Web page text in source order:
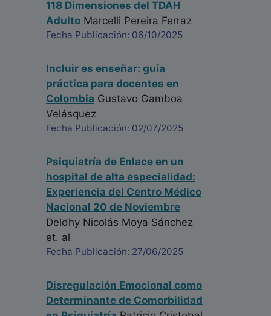
118 Dimensiones del TDAH
Adulto Marcelli Pereira Ferraz
Fecha Publicación: 06/10/2025
Incluir es enseñar: guía
práctica para docentes en
Colombia Gustavo Gamboa
Velásquez
Fecha Publicación: 02/07/2025
Psiquiatría de Enlace en un
hospital de alta especialidad:
Experiencia del Centro Médico
Nacional 20 de Noviembre
Deldhy Nicolás Moya Sánchez
et. al
Fecha Publicación: 27/06/2025
Disregulación Emocional como
Determinante de Comorbilidad